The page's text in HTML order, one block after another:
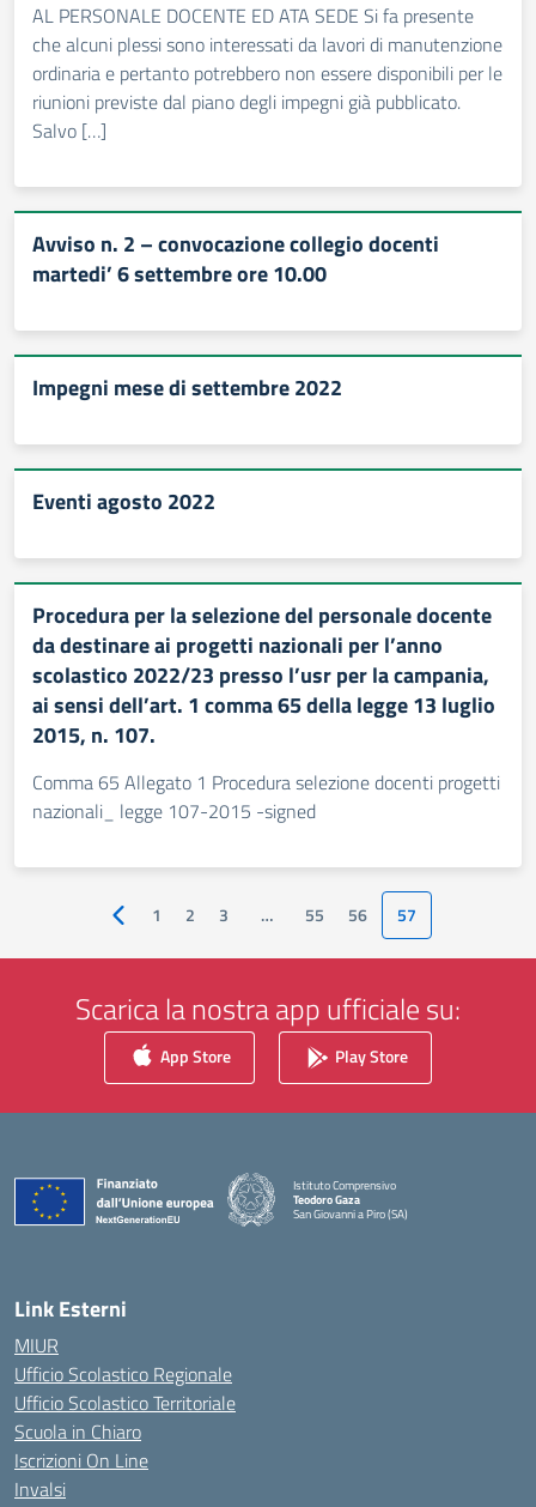
AL PERSONALE DOCENTE ED ATA SEDE Si fa presente
che alcuni plessi sono interessati da lavori di manutenzione
ordinaria e pertanto potrebbero non essere disponibili per le
riunioni previste dal piano degli impegni già pubblicato.
Salvo […]
Avviso n. 2 – convocazione collegio docenti
martedi’ 6 settembre ore 10.00
Impegni mese di settembre 2022
Eventi agosto 2022
Procedura per la selezione del personale docente
da destinare ai progetti nazionali per l’anno
scolastico 2022/23 presso l’usr per la campania,
ai sensi dell’art. 1 comma 65 della legge 13 luglio
2015, n. 107.
Comma 65 Allegato 1 Procedura selezione docenti progetti
nazionali_ legge 107-2015 -signed
Pagina precedente
1 2 3 … 55 56 57
Scarica la nostra app ufficiale su:
App Store Play Store
Istituto Comprensivo
Teodoro Gaza
San Giovanni a Piro (SA)
Link Esterni
MIUR
Ufficio Scolastico Regionale
Ufficio Scolastico Territoriale
Scuola in Chiaro
Iscrizioni On Line
Invalsi